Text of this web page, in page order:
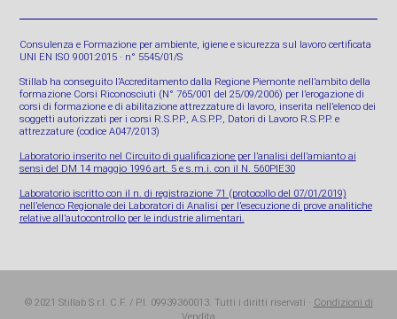
Consulenza e Formazione per ambiente, igiene e sicurezza sul lavoro certificata
UNI EN ISO 9001:2015 · n° 5545/01/S
Stillab ha conseguito l’Accreditamento dalla Regione Piemonte nell’ambito della
formazione Corsi Riconosciuti (N° 765/001 del 25/09/2006) per l’erogazione di
corsi di formazione e di abilitazione attrezzature di lavoro, inserita nell’elenco dei
soggetti autorizzati per i corsi R.S.P.P., A.S.P.P., Datori di Lavoro R.S.P.P. e
attrezzature (codice A047/2013)
Laboratorio inserito nel Circuito di qualificazione per l’analisi dell’amianto ai
sensi del DM 14 maggio 1996 art. 5 e s.m.i. con il N. 560PIE30
Laboratorio iscritto con il n. di registrazione 71 (protocollo del 07/01/2019)
nell’elenco Regionale dei Laboratori di Analisi per l’esecuzione di prove analitiche
relative all’autocontrollo per le industrie alimentari.
© 2021 Stillab S.r.l. C.F. / P.I. 09939360013. Tutti i diritti riservati · Condizioni di
Vendita